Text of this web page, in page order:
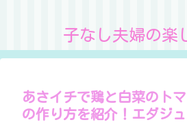
子なし夫婦の楽
あさイチで鶏と白菜のト
の作り方を紹介！エダジ